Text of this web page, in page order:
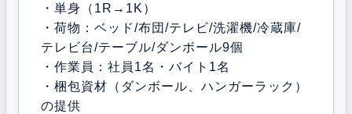
・単身（1R→1K）
・荷物：ベッド/布団/テレビ/洗濯機/冷蔵庫/
テレビ台/テーブル/ダンボール9個
・作業員：社員1名・バイト1名
・梱包資材（ダンボール、ハンガーラック）
の提供